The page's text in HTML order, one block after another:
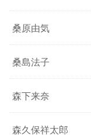
桑原由気
桑島法子
森下来奈
森久保祥太郎